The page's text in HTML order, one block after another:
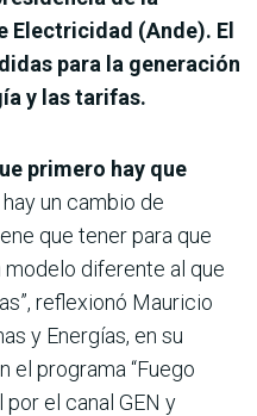
(Ande). El
para la generación
y las tarifas.
primero hay que
hay un cambio de
que tener para que
diferente al que
reflexionó Mauricio
y Energías, en su
el programa “Fuego
por el canal GEN y